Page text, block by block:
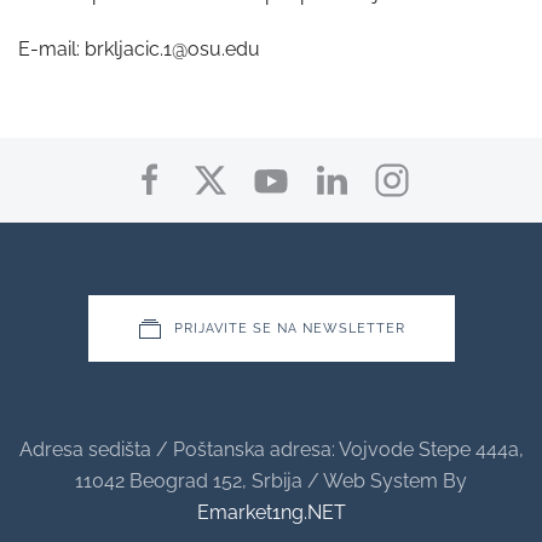
E-mail: brkljacic.1@osu.edu
PRIJAVITE SE NA NEWSLETTER
Adresa sedišta / Poštanska adresa: Vojvode Stepe 444a,
11042 Beograd 152, Srbija / Web System By
Emarket1ng.NET